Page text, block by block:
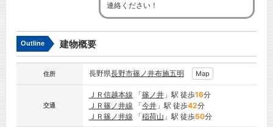
連絡ください！
Outline 建物概要
住所 長野県長野市篠ノ井布施五明 Map
交通
ＪＲ信越本線 「篠ノ井」駅 徒歩16分
ＪＲ篠ノ井線 「今井」駅 徒歩42分
ＪＲ篠ノ井線 「稲荷山 」駅 徒歩50分